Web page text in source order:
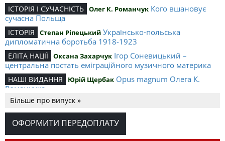
ІСТОРІЯ І СУЧАСНІСТЬ Олег К. Романчук Кого вшановує
сучасна Польща
ІСТОРІЯ Степан Ріпецький Українсько-польська
дипломатична боротьба 1918-1923
ЕЛІТА НАЦІЇ Оксана Захарчук Ігор Соневицький –
центральна постать еміграційного музичного материка
НАШІ ВИДАННЯ Юрій Щербак Opus magnum Олега К.
Романчука
РЕЦЕНЗІЇ Петро Іванишин
Романчука
СЛОВО РЕДАКЦІЙНЕ Олег К. Романчук
як уособлення української політстратегії й тактики
Більше про випуск »
ОФОРМИТИ ПЕРЕДОПЛАТУ